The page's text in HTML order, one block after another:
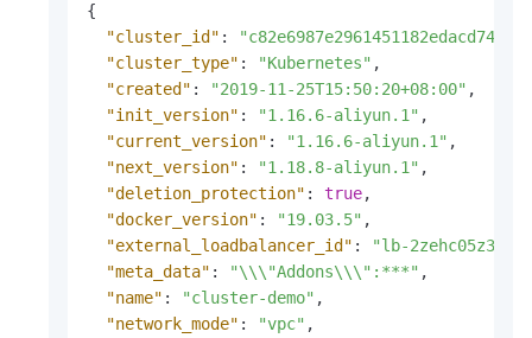
{
"cluster_id" :
"cluster_type" : "Kubernetes" ,
"created" : "2019-11-25T15:50:20+08:00" ,
"init_version" : "1.16.6-aliyun.1" ,
"current_version" : "1.16.6-aliyun.1" ,
"next_version" : "1.18.8-aliyun.1" ,
"deletion_protection" : true,
"docker_version" : "19.03.5" ,
"external_loadbalancer_id" :
"lb-
"meta_data" : "\\\"Addons\\\":***" ,
"name" : "cluster-demo" ,
"network_mode" : "vpc" ,